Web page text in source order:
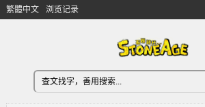
繁體中文 浏览记录